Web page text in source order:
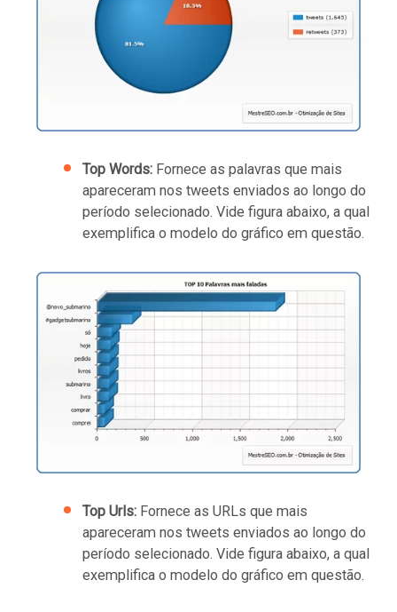
Top Words: Fornece as palavras que mais
apareceram nos tweets enviados ao longo do
período selecionado. Vide figura abaixo, a qual
exemplifica o modelo do gráfico em questão.
Top Urls: Fornece as URLs que mais
apareceram nos tweets enviados ao longo do
período selecionado. Vide figura abaixo, a qual
exemplifica o modelo do gráfico em questão.